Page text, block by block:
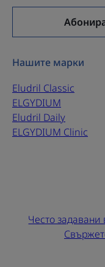
Нашите марки
Eludril Classic
ELGYDIUM
Eludril Daily
ELGYDIUM Clinic
Често задавани